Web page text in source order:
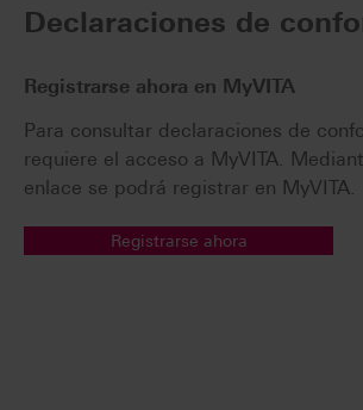
Declaraciones de
Registrarse ahora en MyVITA
Para consultar declaraciones de
requiere el acceso a MyVITA.
enlace se podrá registrar en MyVITA.
Registrarse ahora